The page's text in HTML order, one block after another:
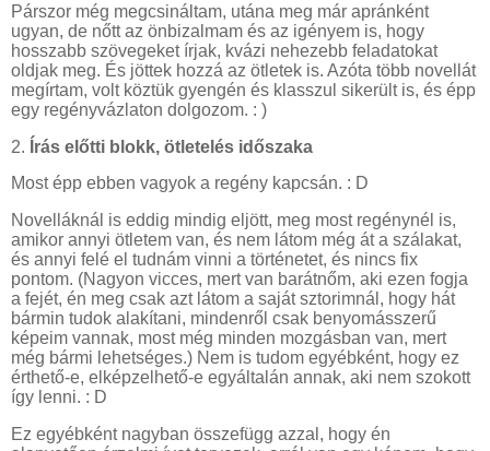
Párszor még megcsináltam, utána meg már apránként
ugyan, de nőtt az önbizalmam és az igényem is, hogy
hosszabb szövegeket írjak, kvázi nehezebb feladatokat
oldjak meg. És jöttek hozzá az ötletek is. Azóta több novellát
megírtam, volt köztük gyengén és klasszul sikerült is, és épp
egy regényvázlaton dolgozom. : )
2. Írás előtti blokk, ötletelés időszaka
Most épp ebben vagyok a regény kapcsán. : D
Novelláknál is eddig mindig eljött, meg most regénynél is,
amikor annyi ötletem van, és nem látom még át a szálakat,
és annyi felé el tudnám vinni a történetet, és nincs fix
pontom. (Nagyon vicces, mert van barátnőm, aki ezen fogja
a fejét, én meg csak azt látom a saját sztorimnál, hogy hát
bármin tudok alakítani, mindenről csak benyomásszerű
képeim vannak, most még minden mozgásban van, mert
még bármi lehetséges.) Nem is tudom egyébként, hogy ez
érthető-e, elképzelhető-e egyáltalán annak, aki nem szokott
így lenni. : D
Ez egyébként nagyban összefügg azzal, hogy én